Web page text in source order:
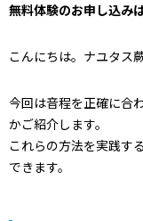
無料体験のお申し込み
こんにちは。ナユタス
今回は音程を正確に合
かご紹介します。
これらの方法を実践す
できます。